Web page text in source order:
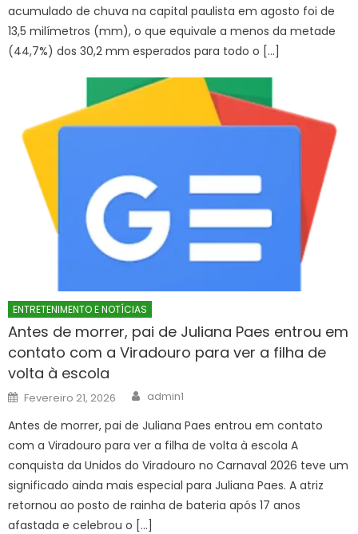
acumulado de chuva na capital paulista em agosto foi de
13,5 milímetros (mm), o que equivale a menos da metade
(44,7%) dos 30,2 mm esperados para todo o […]
ENTRETENIMENTO E NOTÍCIAS
Antes de morrer, pai de Juliana Paes entrou em
contato com a Viradouro para ver a filha de
volta à escola
Posted
on
Fevereiro 21, 2026 Author
admin1
Antes de morrer, pai de Juliana Paes entrou em contato
com a Viradouro para ver a filha de volta à escola A
conquista da Unidos do Viradouro no Carnaval 2026 teve um
significado ainda mais especial para Juliana Paes. A atriz
retornou ao posto de rainha de bateria após 17 anos
afastada e celebrou o […]